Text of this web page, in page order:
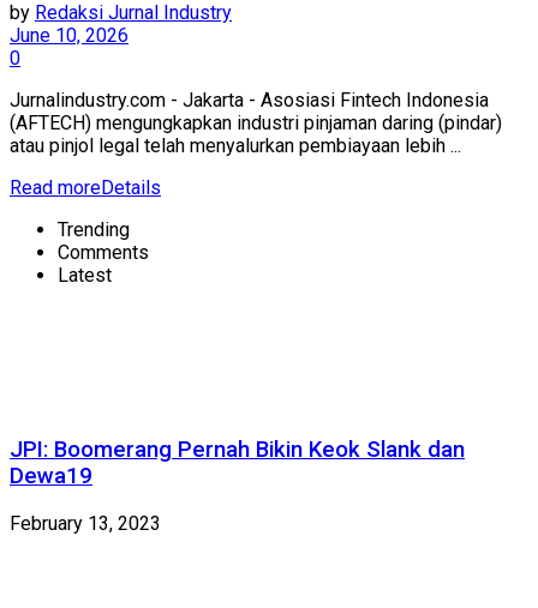
by Redaksi Jurnal Industry
June 10, 2026
0
Jurnalindustry.com - Jakarta - Asosiasi Fintech Indonesia
(AFTECH) mengungkapkan industri pinjaman daring (pindar)
atau pinjol legal telah menyalurkan pembiayaan lebih ...
Read moreDetails
Trending
Comments
Latest
JPI: Boomerang Pernah Bikin Keok Slank dan
Dewa19
February 13, 2023